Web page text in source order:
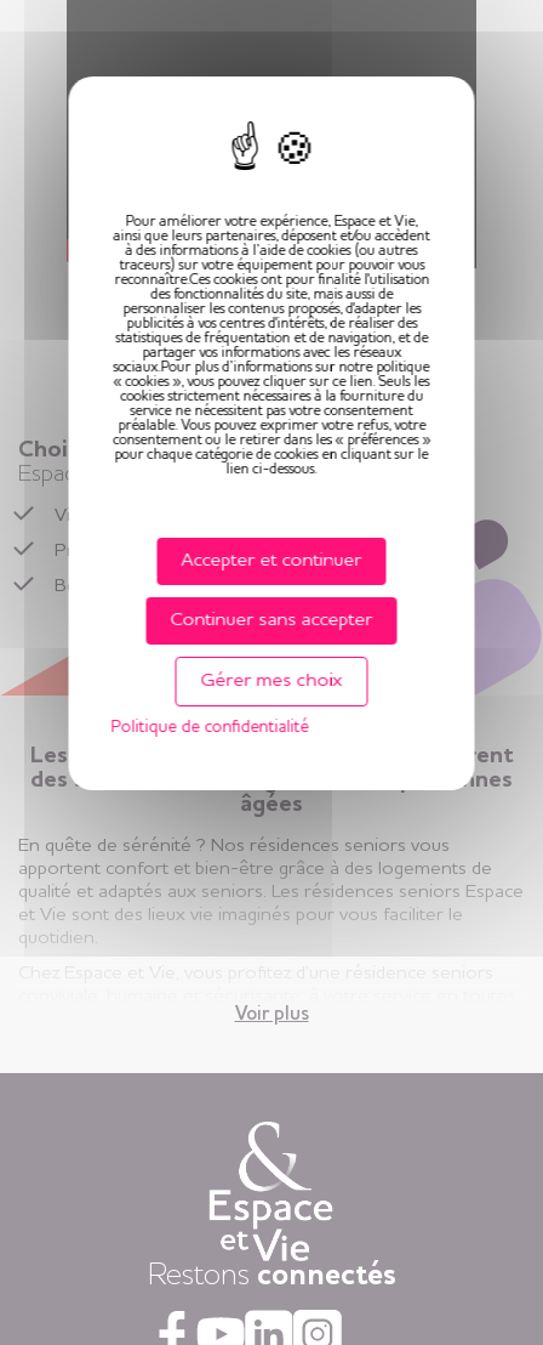
Choisir la vie en résidence seniors
Espace et Vie
Vivre dans un logement senior,
Préserver son rythme de vie
Bénéficier deservices adaptésen toute sérénité
Les résidences seniors Espace et Vie offrent
des solutions d’hébergement aux personnes
âgées
En quête de sérénité ? Nos résidences seniors vous
apportent confort et bien-être grâce à des logements de
qualité et adaptés aux seniors. Les résidences seniors Espace
et Vie sont des lieux vie imaginés pour vous faciliter le
quotidien.
vie privatif et vous êtes libre d’y vivre selon votre rythme et
Chaque jour, nous mettons à disposition des animations
variées auxquelles, vous restez libre d’y participer, une
restauration « fait-maison », et une aide à la personne
attentionnée, réalisée par des équipes de professionnels
Dans nos résidences pour personnes âgées vous vivez dans
la tranquillité grâce au dispositif d’appel d’urgence et la
coordination médicale inclues. Faites le choix du confort
avec la restauration, la blanchisserie, l’espace coiffure-beauté
Voir plus
Restons connectés
Pour améliorer votre expérience, Espace et Vie,
ainsi que leurs partenaires, déposent et/ou accèdent
à des informations à l’aide de cookies (ou autres
traceurs) sur votre équipement pour pouvoir vous
reconnaître.Ces cookies ont pour finalité l'utilisation
des fonctionnalités du site, mais aussi de
personnaliser les contenus proposés, d'adapter les
publicités à vos centres d'intérêts, de réaliser des
statistiques de fréquentation et de navigation, et de
partager vos informations avec les réseaux
sociaux.Pour plus d’informations sur notre politique
« cookies », vous pouvez cliquer sur ce lien. Seuls les
cookies strictement nécessaires à la fourniture du
service ne nécessitent pas votre consentement
préalable. Vous pouvez exprimer votre refus, votre
consentement ou le retirer dans les « préférences »
pour chaque catégorie de cookies en cliquant sur le
lien ci-dessous.
Accepter et continuer
Continuer sans accepter
Gérer mes choix
Politique de confidentialité